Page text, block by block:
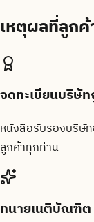
เหตุผลที่ลูกค้
จดทะเบียนบริษั
หนังสือรับรองบริษั
ลูกค้าทุกท่าน
ทนายเนติบัณฑิต